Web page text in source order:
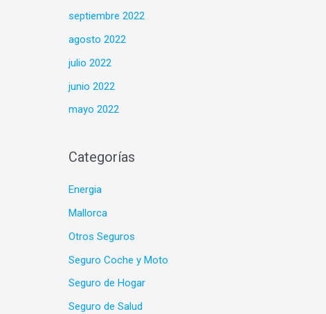
septiembre 2022
agosto 2022
julio 2022
junio 2022
mayo 2022
Categorías
Energia
Mallorca
Otros Seguros
Seguro Coche y Moto
Seguro de Hogar
Seguro de Salud